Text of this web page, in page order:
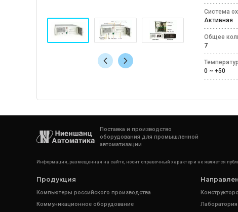
Система
Активная
Общее
7
0 ~ +50
Поставка и производство
оборудования для промышленной
автоматизации
Информация, размещенная на сайте, носит справочный характер и не является
Продукция
Компьютеры российского производства
Коммуникационное оборудование
Лаборатория